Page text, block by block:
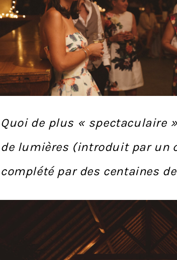
Quoi de plus « spectaculaire
de lumières (introduit par un
complété par des centaines